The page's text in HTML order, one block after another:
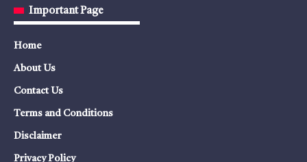
Important Page
Home
About Us
Contact Us
Terms and Conditions
Disclaimer
Privacy Policy